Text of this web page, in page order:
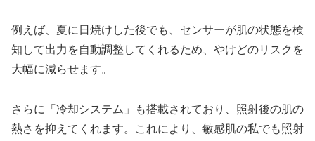
例えば、夏に日焼けした後でも、センサーが肌の状態を検
知して出力を自動調整してくれるため、やけどのリスクを
大幅に減らせます。
さらに「冷却システム」も搭載されており、照射後の肌の
熱さを抑えてくれます。これにより、敏感肌の私でも照射